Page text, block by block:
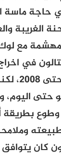
حاجة ماسة
الغريبة
مع لوك
في
2008،
حتى اليوم،
بطريقة
كان يتوافق